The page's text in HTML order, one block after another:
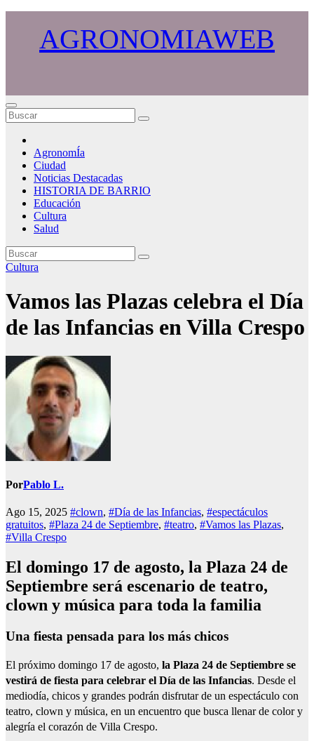
contenidoAGRONOMIAWEB
AgronomÍa
Ciudad
Noticias Destacadas
HISTORIA DE BARRIO
Educación
Cultura
Salud
Cultura
Vamos las Plazas celebra el Día
de las Infancias en Villa Crespo
PorPablo L.
Ago 15, 2025 #clown, #Día de las Infancias, #espectáculos
gratuitos, #Plaza 24 de Septiembre, #teatro, #Vamos las Plazas,
#Villa Crespo
El domingo 17 de agosto, la Plaza 24 de
Septiembre será escenario de teatro,
clown y música para toda la familia
Una fiesta pensada para los más chicos
El próximo domingo 17 de agosto, la Plaza 24 de Septiembre se
vestirá de fiesta para celebrar el Día de las Infancias. Desde el
mediodía, chicos y grandes podrán disfrutar de un espectáculo con
teatro, clown y música, en un encuentro que busca llenar de color y
alegría el corazón de Villa Crespo.